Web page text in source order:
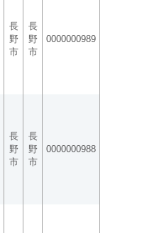
長
野
市
長
野
市
0000000989
長
野
市
長
野
市
0000000988